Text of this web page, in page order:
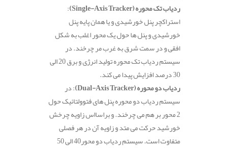
ردیاب تک‌ محوره (Single-Axis Tracker)
:
استراکچر پنل خورشیدی و یا همان پایه پنل
خورشیدی و پنل ها حول یک محور اغلب به شکل
افقی و در سمت شرق به غرب مر چرخند. در
سیستم ردیاب تک‌ محوره تولید انرژی و برق 20 الی
30 درصد افزایش پیدا می کند.
ردیاب دو محوره (Dual-Axis Tracker)
: در
سیستم ردیاب دو محوره پنل های فتوولتائیک حول
2 محور بر هم می چرخند. و براسااس زاویه چرخش
خورشید حرکت می متد و زاویه آن در هر فصلی
متفاوت است. سیستم ردیاب دو محور40 الی 50